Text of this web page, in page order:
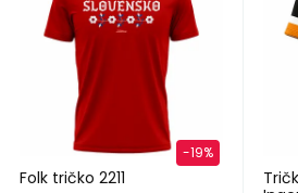
-19%
Folk tričko 2211